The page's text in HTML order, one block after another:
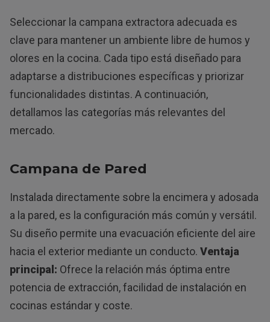
Seleccionar la campana extractora adecuada es
clave para mantener un ambiente libre de humos y
olores en la cocina. Cada tipo está diseñado para
adaptarse a distribuciones específicas y priorizar
funcionalidades distintas. A continuación,
detallamos las categorías más relevantes del
mercado.
Campana de Pared
Instalada directamente sobre la encimera y adosada
a la pared, es la configuración más común y versátil.
Su diseño permite una evacuación eficiente del aire
hacia el exterior mediante un conducto. Ventaja
principal: Ofrece la relación más óptima entre
potencia de extracción, facilidad de instalación en
cocinas estándar y coste.